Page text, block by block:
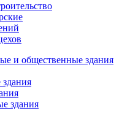
и общественные здания
здания